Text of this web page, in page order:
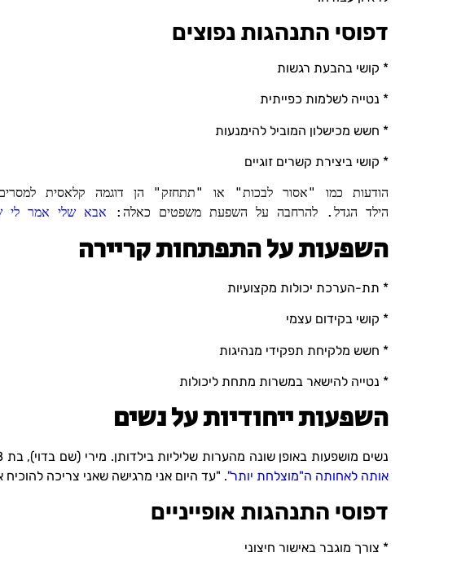
דפוסי התנהגות נפוצים
* קושי בהבעת רגשות
* נטייה לשלמות כפייתית
* חשש מכישלון המוביל להימנעות
* קושי ביצירת קשרים זוגיים
הודעות כמו "אסור לבכות" או "תתחזק" הן דוגמה קלאסית
הילד הגדל. להרחבה על השפעת משפטים כאלה: אבא שלי אמר לי
השפעות על התפתחות קריירה
* תת-הערכת יכולות מקצועיות
* קושי בקידום עצמי
* חשש מלקיחת תפקידי מנהיגות
* נטייה להישאר במשרות מתחת ליכולות
השפעות ייחודיות על נשים
נשים מושפעות באופן שונה מהערות שליליות בילדותן. מירי (שם בדוי), בת 38, מספרת כיצד
אותה לאחותה ה"מוצלחת יותר". "עד היום אני מרגישה שאני צריכה
דפוסי התנהגות אופייניים
* צורך מוגבר באישור חיצוני